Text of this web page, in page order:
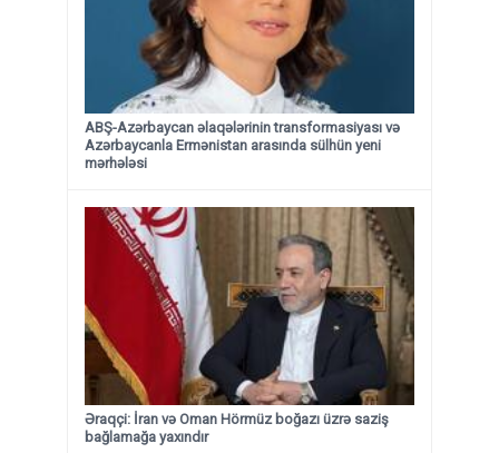
ABŞ-Azərbaycan əlaqələrinin transformasiyası və
Azərbaycanla Ermənistan arasında sülhün yeni
mərhələsi
Əraqçi: İran və Oman Hörmüz boğazı üzrə saziş
bağlamağa yaxındır